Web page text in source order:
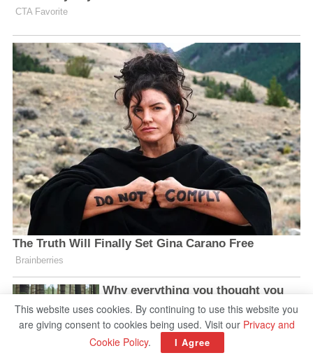
This website uses cookies. By continuing to use this website you
are giving consent to cookies being used. Visit our Privacy and
Cookie Policy. I Agree